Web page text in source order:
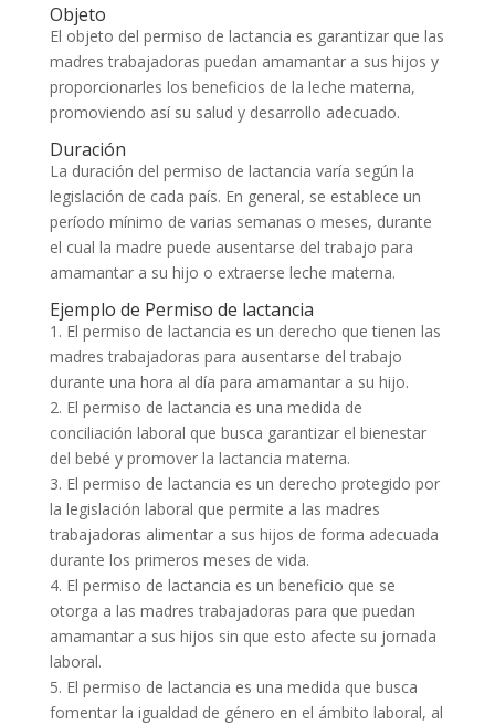
Objeto
El objeto del permiso de lactancia es garantizar que las
madres trabajadoras puedan amamantar a sus hijos y
proporcionarles los beneficios de la leche materna,
promoviendo así su salud y desarrollo adecuado.
Duración
La duración del permiso de lactancia varía según la
legislación de cada país. En general, se establece un
período mínimo de varias semanas o meses, durante
el cual la madre puede ausentarse del trabajo para
amamantar a su hijo o extraerse leche materna.
Ejemplo de Permiso de lactancia
1. El permiso de lactancia es un derecho que tienen las
madres trabajadoras para ausentarse del trabajo
durante una hora al día para amamantar a su hijo.
2. El permiso de lactancia es una medida de
conciliación laboral que busca garantizar el bienestar
del bebé y promover la lactancia materna.
3. El permiso de lactancia es un derecho protegido por
la legislación laboral que permite a las madres
trabajadoras alimentar a sus hijos de forma adecuada
durante los primeros meses de vida.
4. El permiso de lactancia es un beneficio que se
otorga a las madres trabajadoras para que puedan
amamantar a sus hijos sin que esto afecte su jornada
laboral.
5. El permiso de lactancia es una medida que busca
fomentar la igualdad de género en el ámbito laboral, al